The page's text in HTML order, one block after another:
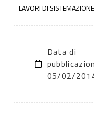
LAVORI DI
Data di
05/02/